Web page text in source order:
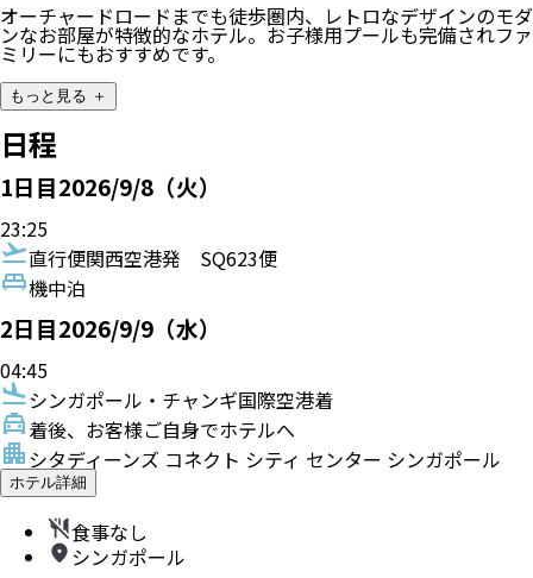
オーチャードロードまでも徒歩圏内、レトロなデザインのモダ
ンなお部屋が特徴的なホテル。お子様用プールも完備されファ
ミリーにもおすすめです。
もっと見る ＋
日程
1日目2026/9/8（火）
23:25
直行便関西空港発
SQ623便
機中泊
2日目2026/9/9（水）
04:45
シンガポール・チャンギ国際空港着
着後、お客様ご自身でホテルへ
シタディーンズ コネクト シティ センター シンガポール
ホテル詳細
食事なし
シンガポール